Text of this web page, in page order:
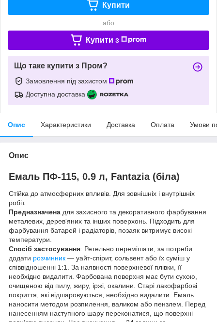
Купити
або
Купити з
Що таке купити з Пром?
Замовлення під захистом
Доступна доставка
Опис Характеристики Доставка Оплата Умови
Опис
Емаль ПФ-115, 0.9 л, Fantazia (біла)
Стійка до атмосферних впливів. Для зовнішніх і внутрішніх
робіт.
Предназначена для захисного та декоративного фарбування
металевих, дерев'яних та інших поверхонь. Підходить для
фарбування батарей і радіаторів, позаяк витримує високі
температури.
Спосіб застосування: Ретельно перемішати, за потреби
додати розчинник — уайт-спірит, сольвент або їх суміш у
співвідношенні 1:1. За наявності поверхневої плівки, її
необхідно видалити. Фарбована поверхня має бути сухою,
очищеною від пилу, жиру, іржі, окалини. Старі лакофарбові
покриття, які відшаровуються, необхідно видалити. Емаль
наносити методом розпилення, валиком або пензлем. Перед
нанесенням наступного шару переконатися, що поверхні